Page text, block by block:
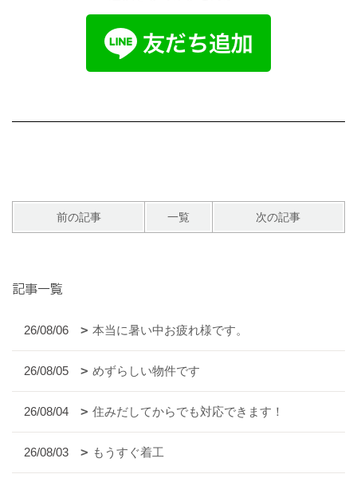
前の記事 一覧 次の記事
記事一覧
26/08/06 本当に暑い中お疲れ様です。
26/08/05 めずらしい物件です
26/08/04 住みだしてからでも対応できます！
26/08/03 もうすぐ着工